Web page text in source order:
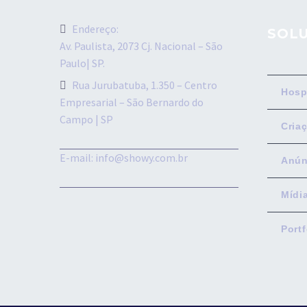
Endereço:
Av. Paulista, 2073 Cj. Nacional – São
Paulo| SP.
Rua Jurubatuba, 1.350 – Centro
Empresarial – São Bernardo do
Campo | SP
E-mail: info@showy.com.br